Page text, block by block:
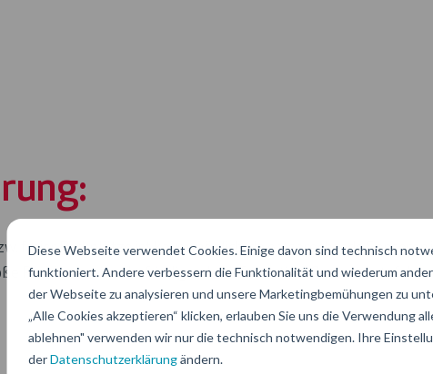
Diese Webseite verwendet Cookies. Einige davon sind technisch
funktioniert. Andere verbessern die Funktionalität und wiederum
der Webseite zu analysieren und unsere Marketingbemühungen zu
„Alle Cookies akzeptieren“ klicken, erlauben Sie uns die Verwendung
ablehnen" verwenden wir nur die technisch notwendigen. Ihre
derDatenschutzerklärungändern.
freier Parkplätze ist kaum möglich, da entsprechende
Probleme, einen befriedigenden Informationsfluss an